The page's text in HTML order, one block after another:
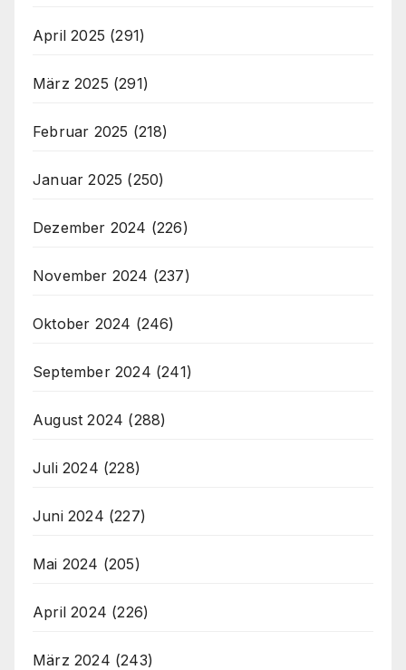
April 2025 (291)
März 2025 (291)
Februar 2025 (218)
Januar 2025 (250)
Dezember 2024 (226)
November 2024 (237)
Oktober 2024 (246)
September 2024 (241)
August 2024 (288)
Juli 2024 (228)
Juni 2024 (227)
Mai 2024 (205)
April 2024 (226)
März 2024 (243)